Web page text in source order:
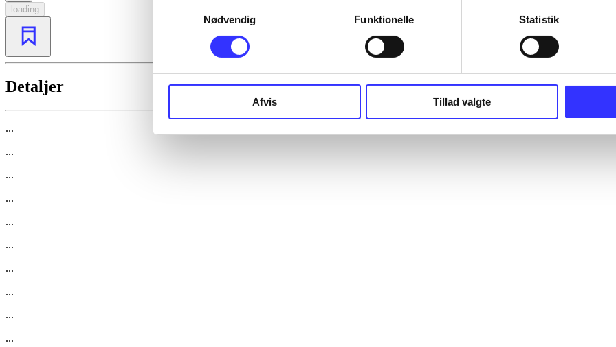
Nødvendig
Funktionelle Statistik
Afvis Tillad valgte
loading
Detaljer
...
...
...
...
...
...
...
...
...
...